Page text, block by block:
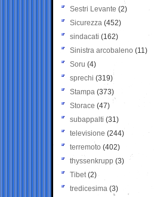
Sestri Levante (2)
Sicurezza (452)
sindacati (162)
Sinistra arcobaleno (11)
Soru (4)
sprechi (319)
Stampa (373)
Storace (47)
subappalti (31)
televisione(244)
terremoto (402)
thyssenkrupp (3)
Tibet(2)
tredicesima (3)